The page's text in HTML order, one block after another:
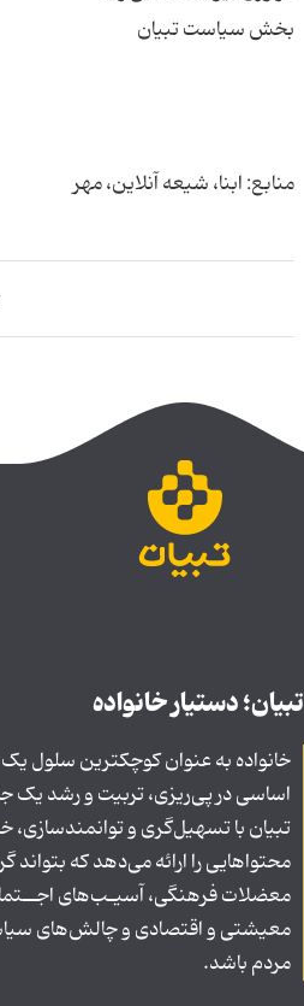
منابع: ابنا، شیعه آنلاین، مهر
تبیان؛ دستیار خانواده
خانواده به عنوان کوچکترین سلول
اساسی در پی‌ریزی، تربیت و رشد یک
تبیان با تسهیل‌گری و توانمندسازی،
محتواهایی را ارائه می‌دهد که بتواند
معضلات فرهنگی، آسیـب‌های
معیشتی و اقتصادی و چالش‌های
مردم باشد.